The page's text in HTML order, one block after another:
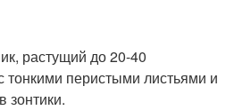
растущий до 20-40
тонкими перистыми листьями и
зонтики.